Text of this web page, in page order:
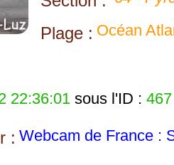
Plage : Océan
22:36:01 sous l'ID : 467
: Webcam de France :